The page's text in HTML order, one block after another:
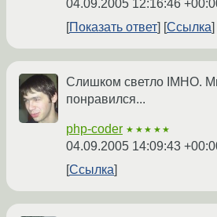
04.09.2005 12:16:46
Показать ответ
Ссылка
Слишком светло IMHO.
понравился...
php-coder ★★★★★
04.09.2005 14:09:43
Ссылка